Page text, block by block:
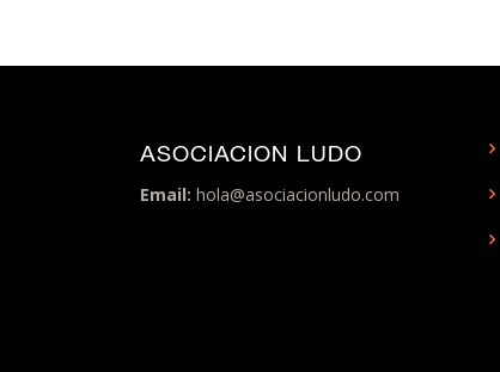
ASOCIACION LUDO
Email: hola@asociacionludo.com